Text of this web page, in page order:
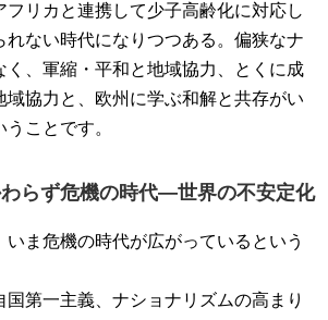
フリカと連携して少子高齢化に対応し
れない時代になりつつある。偏狭なナ
く、軍縮・平和と地域協力、とくに成
域協力と、欧州に学ぶ和解と共存がい
ことです。
らず危機の時代―世界の不安定化
ま危機の時代が広がっているという
第一主義、ナショナリズムの高まり